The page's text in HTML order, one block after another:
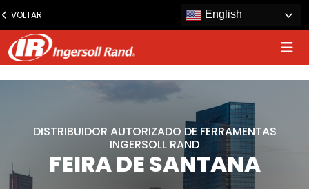
www.ingersollrand.com
Jump
content
VOLTAR English
DISTRIBUIDOR AUTORIZADO DE FERRAMENTAS
INGERSOLL RAND
FEIRA DE SANTANA